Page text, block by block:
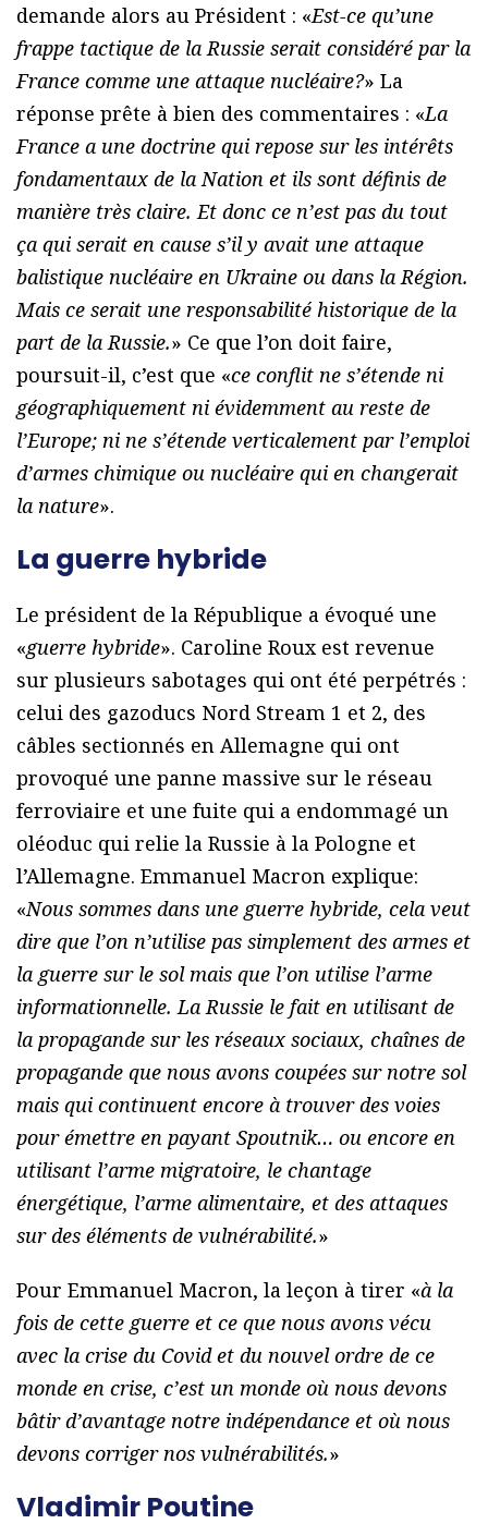
demande alors au Président : «Est-ce qu’une
frappe tactique de la Russie serait considéré par la
France comme une attaque nucléaire?» La
réponse prête à bien des commentaires : «La
France a une doctrine qui repose sur les intérêts
fondamentaux de la Nation et ils sont définis de
manière très claire. Et donc ce n’est pas du tout
ça qui serait en cause s’il y avait une attaque
balistique nucléaire en Ukraine ou dans la Région.
Mais ce serait une responsabilité historique de la
part de la Russie.» Ce que l’on doit faire,
poursuit-il, c’est que «ce conflit ne s’étende ni
géographiquement ni évidemment au reste de
l’Europe; ni ne s’étende verticalement par l’emploi
d’armes chimique ou nucléaire qui en changerait
la nature».
La guerre hybride
Le président de la République a évoqué une
«guerre hybride». Caroline Roux est revenue
sur plusieurs sabotages qui ont été perpétrés :
celui des gazoducs Nord Stream 1 et 2, des
câbles sectionnés en Allemagne qui ont
provoqué une panne massive sur le réseau
ferroviaire et une fuite qui a endommagé un
oléoduc qui relie la Russie à la Pologne et
l’Allemagne. Emmanuel Macron explique:
«Nous sommes dans une guerre hybride, cela veut
dire que l’on n’utilise pas simplement des armes et
la guerre sur le sol mais que l’on utilise l’arme
informationnelle. La Russie le fait en utilisant de
la propagande sur les réseaux sociaux, chaînes de
propagande que nous avons coupées sur notre sol
mais qui continuent encore à trouver des voies
pour émettre en payant Spoutnik… ou encore en
utilisant l’arme migratoire, le chantage
énergétique, l’arme alimentaire, et des attaques
sur des éléments de vulnérabilité.»
Pour Emmanuel Macron, la leçon à tirer «à la
fois de cette guerre et ce que nous avons vécu
avec la crise du Covid et du nouvel ordre de ce
monde en crise, c’est un monde où nous devons
bâtir d’avantage notre indépendance et où nous
devons corriger nos vulnérabilités.»
Vladimir Poutine